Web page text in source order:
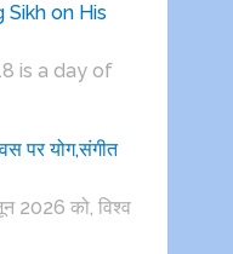
on His
is a day of
पर योग,संगीत
2026 को, विश्व